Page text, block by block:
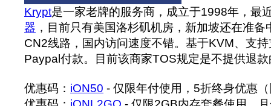
Krypt是一家老牌的服务商，成立于1998年，最
器 ，目前只有美国洛杉矶机房，新加坡还在准
CN2线路，国内访问速度不错。基于KVM、支
Paypal付款。目前该商家TOS规定是不提供退款
优惠码： iON50 - 仅限年付使用，5折终身优惠